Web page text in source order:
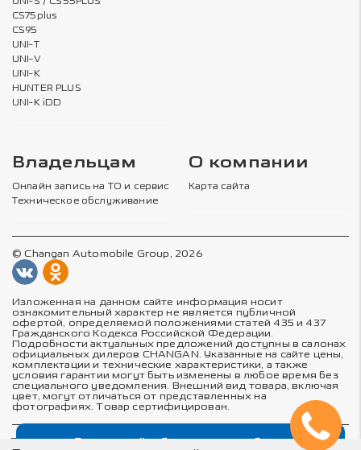
CS75plus
CS95
UNI-T
UNI-V
UNI-K
HUNTER PLUS
UNI-K iDD
Владельцам
Онлайн запись на ТО и сервис
Техническое обслуживание
О компании
Карта сайта
© Changan Automobile Group, 2026
Изложенная на данном сайте информация носит
ознакомительный характер не является публичной
офертой, определяемой положениями статей 435 и 437
Гражданского Кодекса Российской Федерации.
Подробности актуальных предложений доступны в салонах
официальных дилеров CHANGAN. Указанные на сайте цены,
комплектации и технические характеристики, а также
условия гарантии могут быть изменены в любое время без
специального уведомления. Внешний вид товара, включая
цвет, могут отличаться от представленных на
фотографиях. Товар сертифицирован.
Политика в отношении обработки персональных данных
Выгодный обмен автомобиля